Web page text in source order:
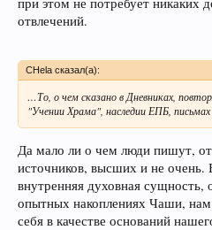
отвлечений.
CHela сказал(а):
…То, о чем сказано в Дневниках,
"Учении Храма", наследии ЕПБ,
Да мало ли о чем люди пишут,
источников, высших и не
внутренняя духовная сущность,
опытных накоплениях Чаши, нам
себя в качестве оснований